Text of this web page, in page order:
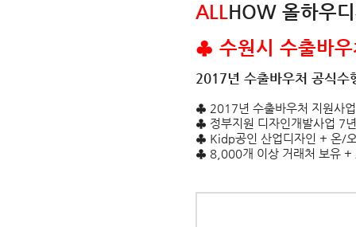
ALLHOW 올하우
♣ 수원시 수출바
2017년 수출바우처 공식
♣ 2017년 수출바우처 지원사
♣ 정부지원 디자인개발사업 7
♣ Kidp공인 산업디자인 + 온/
♣ 8,000개 이상 거래처 보유 +